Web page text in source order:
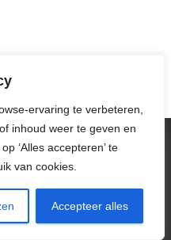
ervaring te verbeteren,
inhoud weer te geven en
‘Alles accepteren’ te
van cookies.
Accepteer alles